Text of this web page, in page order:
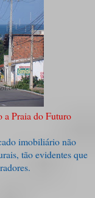
a Praia do Futuro
imobiliário não
tão evidentes que